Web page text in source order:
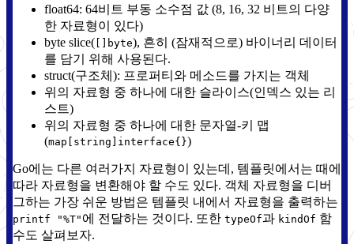
float64: 64비트 부동 소수점 값 (8, 16, 32 비트의 다양
한 자료형이 있다)
byte slice( []byte), 흔히 (잠재적으로) 바이너리 데이터
를 담기 위해 사용된다.
struct(구조체): 프로퍼티와 메소드를 가지는 객체
위의 자료형 중 하나에 대한 슬라이스(인덱스 있는 리
스트)
위의 자료형 중 하나에 대한 문자열-키 맵
(map[string]interface{})
Go에는 다른 여러가지 자료형이 있는데, 템플릿에서는 때에
따라 자료형을 변환해야 할 수도 있다. 객체 자료형을 디버
그하는 가장 쉬운 방법은 템플릿 내에서 자료형을 출력하는
printf "%T" 에 전달하는 것이다. 또한 typeOf과 kindOf 함
수도 살펴보자.